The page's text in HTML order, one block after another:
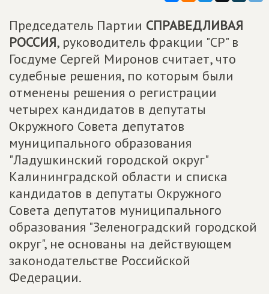
Председатель Партии СПРАВЕДЛИВАЯ
РОССИЯ, руководитель фракции "СР" в
Госдуме Сергей Миронов считает, что
судебные решения, по которым были
отменены решения о регистрации
четырех кандидатов в депутаты
Окружного Совета депутатов
муниципального образования
"Ладушкинский городской округ"
Калининградской области и списка
кандидатов в депутаты Окружного
Совета депутатов муниципального
образования "Зеленоградский городской
округ", не основаны на действующем
законодательстве Российской
Федерации.